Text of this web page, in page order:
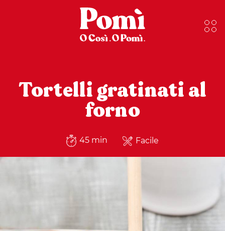
Tortelli gratinati al
forno
45 min Facile